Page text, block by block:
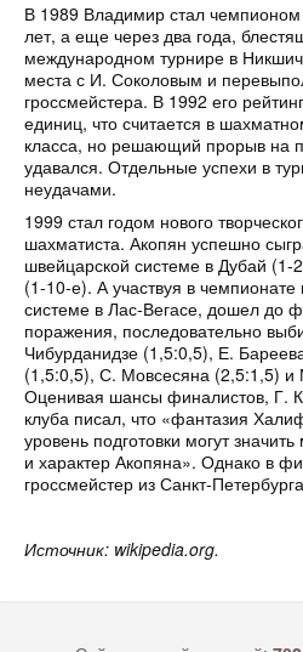
В 1989 Владимир стал
лет, а еще через два года,
международном турнире в
места с И. Соколовым и
гроссмейстера. В 1992 его
единиц, что считается в
класса, но решающий прорыв на
удавался. Отдельные успехи в
неудачами.
1999 стал годом нового
шахматиста. Акопян успешно
швейцарской системе в Дубай
(1-10-е). А участвуя в
системе в Лас-Вегасе, дошел до
поражения, последовательно
Чибурданидзе (1,5:0,5), Е.
(1,5:0,5), С. Мовсесяна (2,5:1,5)
Оценивая шансы финалистов, Г.
клуба писал, что «фантазия
уровень подготовки могут
и характер Акопяна». Однако в
гроссмейстер из Санкт-
Источник: wikipedia.org.